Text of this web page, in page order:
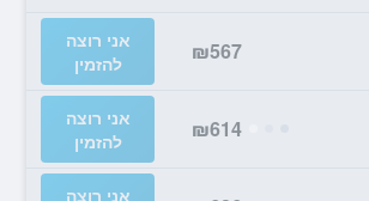
₪567
אני רוצה
להזמין
₪614
אני רוצה
להזמין
אני רוצה